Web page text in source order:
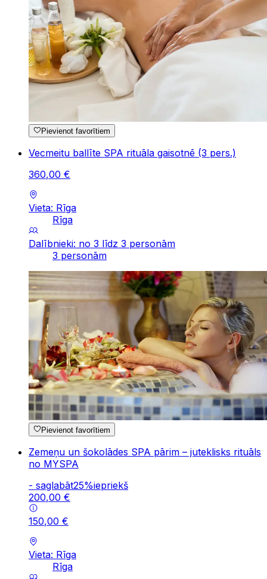
Pievienot favorītiem
Vecmeitu ballīte SPA rituāla gaisotnē (3 pers.)
360,00 €
Vieta: Rīga
Rīga
Dalībnieki: no 3 līdz 3 personām
3 personām
Pievienot favorītiem
Zemeņu un šokolādes SPA pārim – juteklisks rituāls
no MYSPA
- saglabāt25%iepriekš
200,00 €
150,00 €
Vieta: Rīga
Rīga